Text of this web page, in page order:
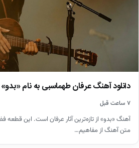
دانلود آهنگ عرفان طهماسبی به نام «بدو»
۷ ساعت قبل
آهنگ «بدو» از تازه‌ترین آثار عرفان است. این قطعه
متن آهنگ از مفاهیم…